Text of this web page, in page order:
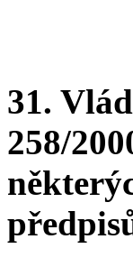
31.
258/